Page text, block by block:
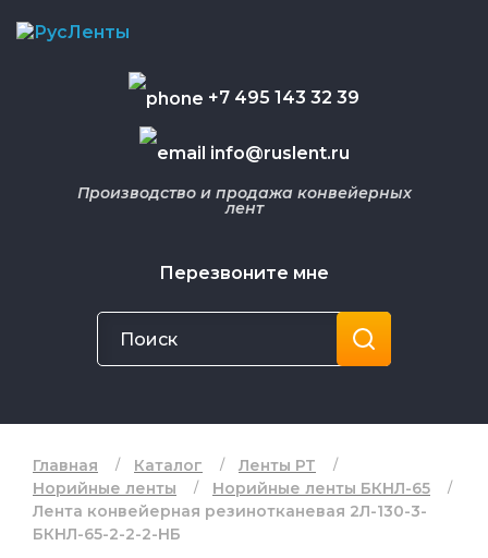
+7 495 143 32 39
info@ruslent.ru
Перезвоните мне
Производство и продажа конвейерных
лент
Главная Каталог
Ленты РТ
Норийные ленты
Норийные ленты БКНЛ-65
Лента конвейерная резинотканевая 2Л-130-3-
БКНЛ-65-2-2-2-НБ